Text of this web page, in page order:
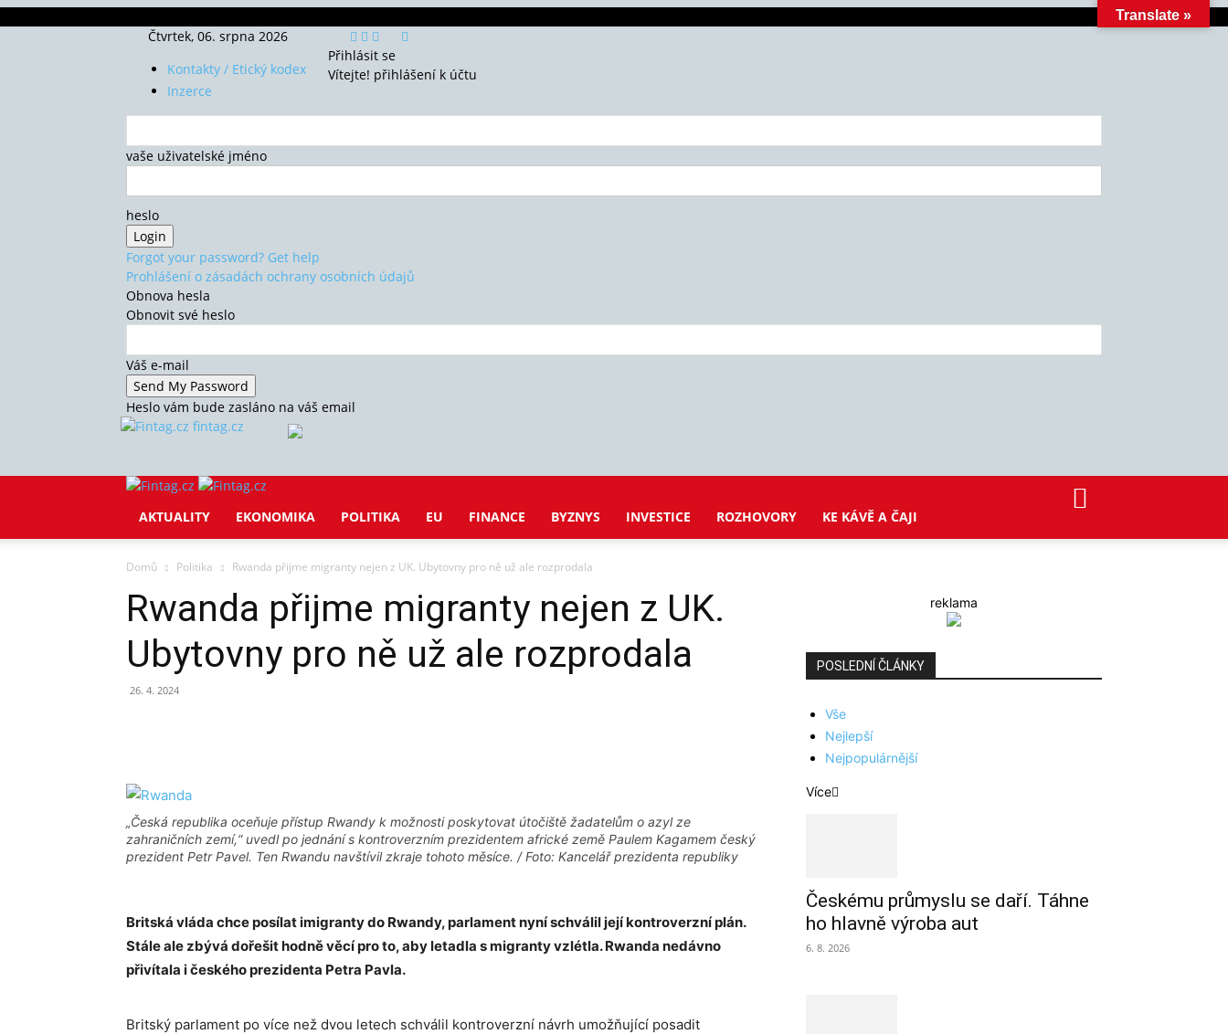
Čtvrtek, 06. srpna 2026
Kontakty / Etický kodex
Inzerce
Přihlásit se
Vítejte! přihlášení k účtu
vaše uživatelské jméno
heslo
Forgot your password? Get help
Prohlášení o zásadách ochrany osobních údajů
Obnova hesla
Obnovit své heslo
Váš e-mail
Heslo vám bude zasláno na váš email
fintag.cz
AKTUALITY EKONOMIKA POLITIKA EU FINANCE BYZNYS INVESTICE ROZHOVORY KE KÁVĚ A ČAJI
Domů Politika Rwanda přijme migranty nejen z UK. Ubytovny pro ně už ale rozprodala
Rwanda přijme migranty nejen z UK.
Ubytovny pro ně už ale rozprodala
26. 4. 2024
„Česká republika oceňuje přístup Rwandy k možnosti poskytovat útočiště žadatelům o azyl ze
zahraničních zemí,“ uvedl po jednání s kontroverzním prezidentem africké země Paulem Kagamem český
prezident Petr Pavel. Ten Rwandu navštívil zkraje tohoto měsíce. / Foto: Kancelář prezidenta republiky
Britská vláda chce posílat imigranty do Rwandy, parlament nyní schválil její kontroverzní plán.
Stále ale zbývá dořešit hodně věcí pro to, aby letadla s migranty vzlétla. Rwanda nedávno
přivítala i českého prezidenta Petra Pavla.
Britský parlament po více než dvou letech schválil kontroverzní návrh umožňující posadit
reklama
POSLEDNÍ ČLÁNKY
Vše
Nejlepší
Nejpopulárnější
Více
Českému průmyslu se daří. Táhne
ho hlavně výroba aut
6. 8. 2026
Translate »